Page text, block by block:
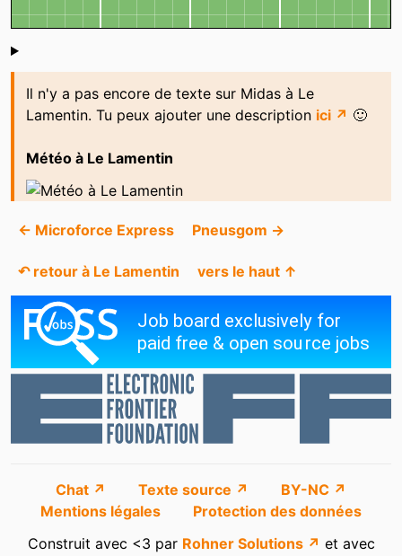
Shoutbox
Il n'y a pas encore de texte sur Midas à Le
Lamentin. Tu peux ajouter une description ici ↗ 🙂
Météo à Le Lamentin
← Microforce Express Pneusgom →
↶ retour à Le Lamentin vers le haut ↑
Chat ↗ Texte source ↗
BY-NC ↗
Mentions légales
Protection des données
Construit avec <3 par Rohner Solutions ↗ et avec